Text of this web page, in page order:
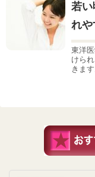
若い
れや
東洋
けら
きま